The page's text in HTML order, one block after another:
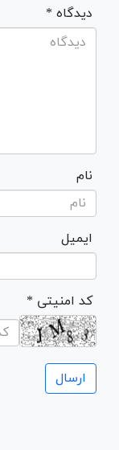
* دیدگاه
نام
ایمیل
* کد امنیتی